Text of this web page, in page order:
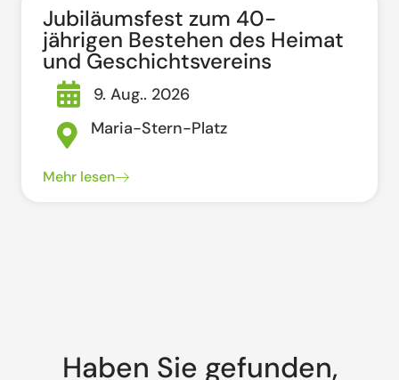
Jubiläumsfest zum 40-
jährigen Bestehen des Heimat
und Geschichtsvereins
9. Aug.. 2026
Maria-Stern-Platz
Mehr lesen
Haben Sie gefunden,